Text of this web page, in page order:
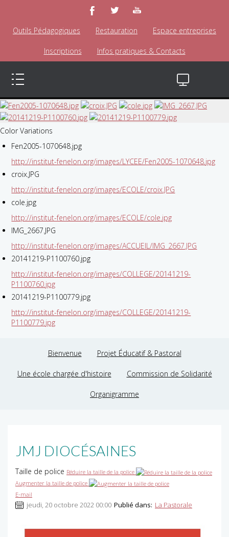
Outils Pédagogiques Restauration Espace entreprises
Inscriptions Infos pratiques & Contacts
Color Variations
Fen2005-1070648.jpg
http://institut-fenelon.org/images/LYCEE/Fen2005-1070648.jpg
croix.JPG
http://institut-fenelon.org/images/ECOLE/croix.JPG
cole.jpg
http://institut-fenelon.org/images/ECOLE/cole.jpg
IMG_2667.JPG
http://institut-fenelon.org/images/ACCUEIL/IMG_2667.JPG
20141219-P1100760.jpg
http://institut-fenelon.org/images/COLLEGE/20141219-
P1100760.jpg
20141219-P1100779.jpg
http://institut-fenelon.org/images/COLLEGE/20141219-
P1100779.jpg
Bienvenue Projet Éducatif & Pastoral
Une école chargée d'histoire Commission de Solidarité
Organigramme
JMJ DIOCÉSAINES
Taille de police Réduire la taille de la police
Augmenter la taille de police
E-mail
jeudi, 20 octobre 2022 00:00 Publié dans: La Pastorale